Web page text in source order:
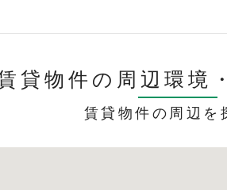
貸物件の周辺環境・
賃貸物件の周辺を